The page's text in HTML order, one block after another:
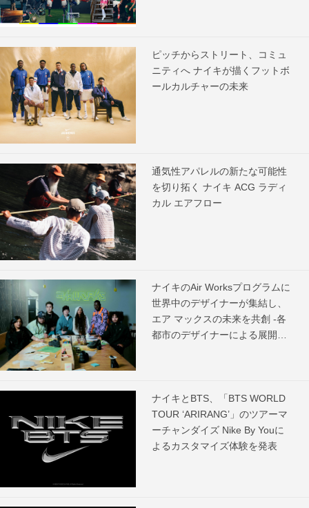
ピッチからストリート、コミュ
ニティへ ナイキが描くフットボ
ールカルチャーの未来
通気性アパレルの新たな可能性
を切り拓く ナイキ ACG ラディ
カル エアフロー
ナイキのAir Worksプログラムに
世界中のデザイナーが集結し、
エア マックスの未来を共創 -各
都市のデザイナーによる展開ス
ナイキとBTS、「BTS WORLD
TOUR ‘ARIRANG’」のツアーマ
ーチャンダイズ Nike By Youに
よるカスタマイズ体験を発表